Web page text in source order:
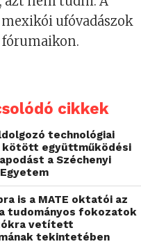
ufóvadászok
fórumaikon.
cikkek
technológiai
kötött együttműködési
a Széchenyi
is a MATE oktatói az
tudományos fokozatok
vetített
tekintetében